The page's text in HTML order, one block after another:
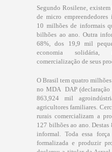
Segundo Rosilene,
de micro
10 milhões de informais
bilhões ao ano. Outra
68%, dos 19,9 mil
economia
comercialização de seus
O Brasil tem quatro
no MDA  DAP
863,924 mil
agricultores familiares.
rurais comercializam a
127 bilhões ao ano. Destas
informal. Toda essa
formalizada e produzir